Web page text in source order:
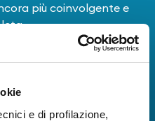
e di profilazione,
più coinvolgente e